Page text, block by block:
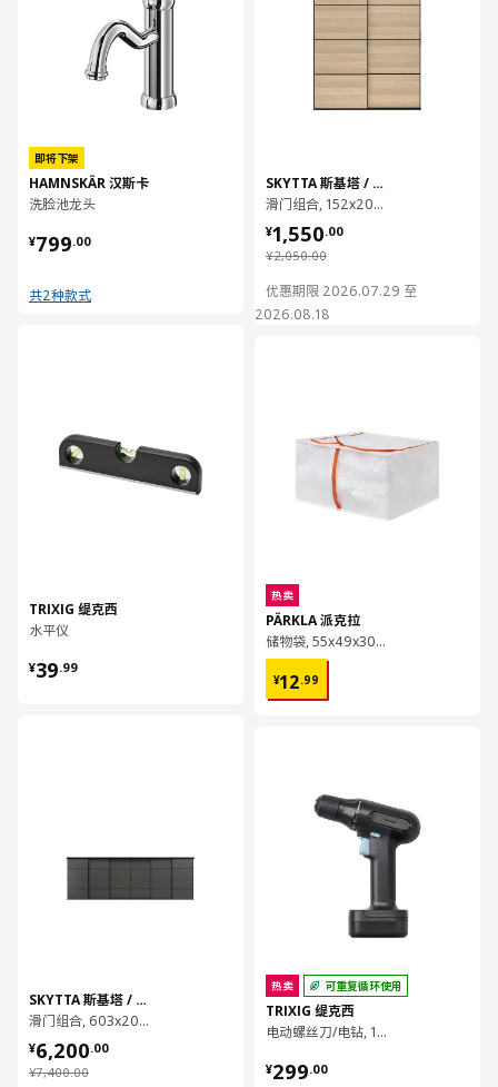
即将下架
HAMNSKÄR 汉斯卡
洗脸池龙头
¥799.00
¥ 799.00
共2种款式
TRIXIG 缇克西
水平仪
¥39.99
¥ 39.99
SKYTTA 斯基塔 / MEHAMN 马汉姆
滑门组合, 603x205 厘米
¥7,400.00
¥ 7400.00
¥6,200.00
¥ 6200.00
SKYTTA 斯基塔 / MEHAMN 马汉姆
滑门组合, 152x205 厘米
¥2,050.00
¥ 2050.00
¥1,550.00
¥ 1550.00
优惠期限 2026.07.29 至
2026.08.18
热卖
PÄRKLA 派克拉
储物袋, 55x49x30 厘米
¥12.99
¥ 12.99
热卖 可重复循环使用
TRIXIG 缇克西
电动螺丝刀/电钻, 12 V
¥299.00
¥ 299.00